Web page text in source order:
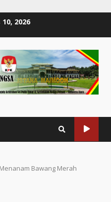
2026
Bawang Merah